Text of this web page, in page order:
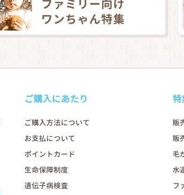
ご購入にあたり
ご購入方法について
お支払について
ポイントカード
生命保障制度
遺伝子病検査
特
販
販
毛
水
フ